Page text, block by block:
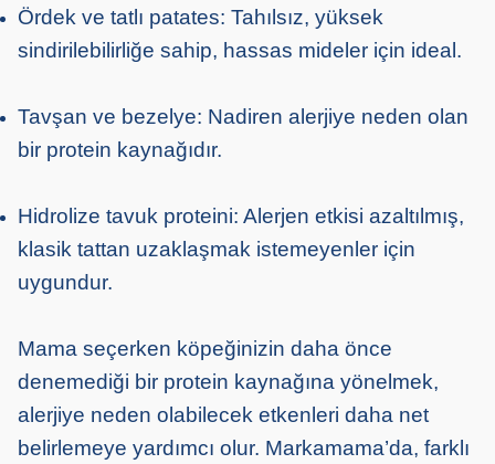
Ördek ve tatlı patates: Tahılsız, yüksek
sindirilebilirliğe sahip, hassas mideler için ideal.
Tavşan ve bezelye: Nadiren alerjiye neden olan
bir protein kaynağıdır.
Hidrolize tavuk proteini: Alerjen etkisi azaltılmış,
klasik tattan uzaklaşmak istemeyenler için
uygundur.
Mama seçerken köpeğinizin daha önce
denemediği bir protein kaynağına yönelmek,
alerjiye neden olabilecek etkenleri daha net
belirlemeye yardımcı olur. Markamama’da, farklı